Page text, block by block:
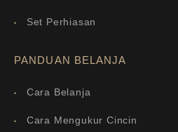
Set Perhiasan
PANDUAN BELANJA
Cara Belanja
Cara Mengukur Cincin